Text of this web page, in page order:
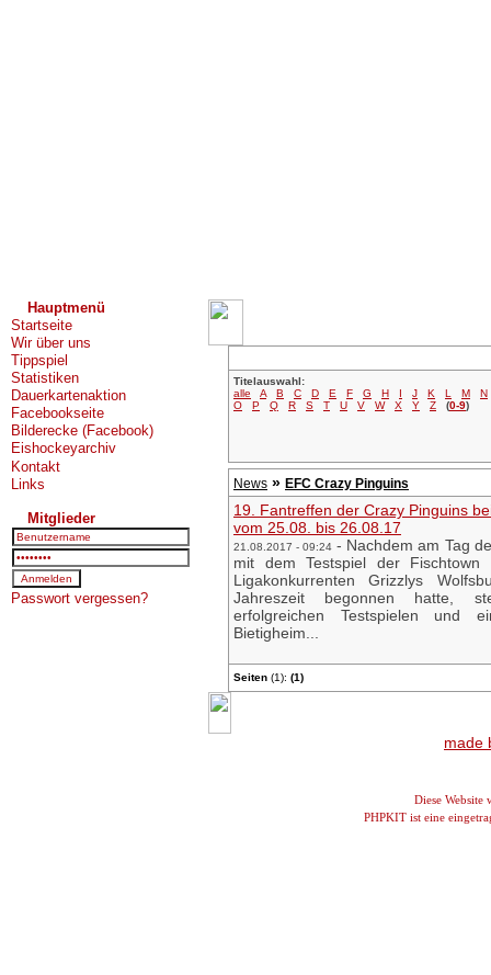
Hauptmenü
Startseite
Wir über uns
Tippspiel
Statistiken
Dauerkartenaktion
Facebookseite
Bilderecke (Facebook)
Eishockeyarchiv
Kontakt
Links
Mitglieder
Passwort vergessen?
Titelauswahl:
alle
A B C D E F G H I J K L M
N
O
P Q R S T U V W X Y Z (0-9)
News » EFC Crazy Pinguins
19. Fantreffen der Crazy Pinguins
vom 25.08. bis 26.08.17
21.08.2017 - 09:24 - Nachdem am Tag
mit dem Testspiel der Fischtown
Ligakonkurrenten Grizzlys
Jahreszeit begonnen hatte,
erfolgreichen Testspielen und
Bietigheim...
Seiten (1): (1)
made
Diese Website
PHPKIT ist eine